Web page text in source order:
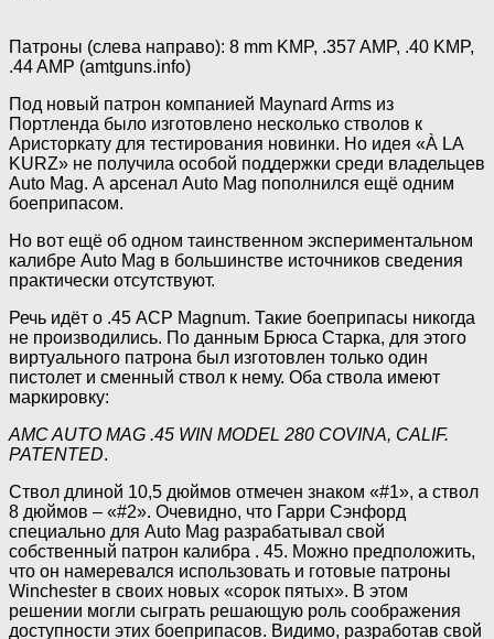
Патроны (слева направо): 8 mm KMP, .357 AMP, .40 KMP,
.44 AMP (amtguns.info)
Под новый патрон компанией Maynard Arms из
Портленда было изготовлено несколько стволов к
Аристоркату для тестирования новинки. Но идея «À LA
KURZ» не получила особой поддержки среди владельцев
Auto Mag. А арсенал Auto Mag пополнился ещё одним
боеприпасом.
Но вот ещё об одном таинственном экспериментальном
калибре Auto Mag в большинстве источников сведения
практически отсутствуют.
Речь идёт о .45 ACP Magnum. Такие боеприпасы никогда
не производились. По данным Брюса Старка, для этого
виртуального патрона был изготовлен только один
пистолет и сменный ствол к нему. Оба ствола имеют
маркировку:
AMC AUTO MAG .45 WIN MODEL 280 COVINA, CALIF.
PATENTED.
Ствол длиной 10,5 дюймов отмечен знаком «#1», а ствол
8 дюймов – «#2». Очевидно, что Гарри Сэнфорд
специально для Auto Mag разрабатывал свой
собственный патрон калибра . 45. Можно предположить,
что он намеревался использовать и готовые патроны
Winchester в своих новых «сорок пятых». В этом
решении могли сыграть решающую роль соображения
доступности этих боеприпасов. Видимо, разработав свой